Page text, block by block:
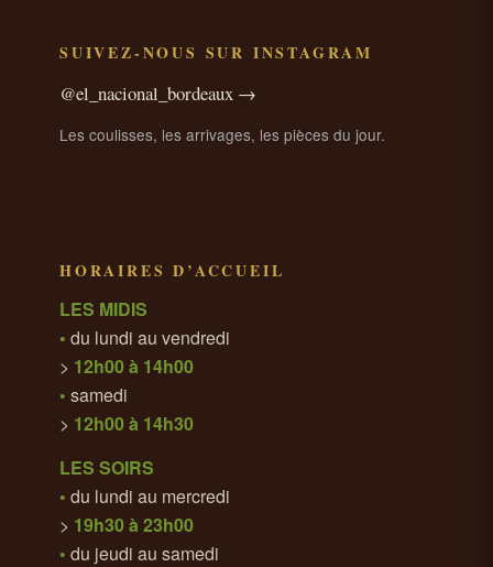
SUIVEZ-NOUS SUR INSTAGRAM
@el_nacional_bordeaux →
Les coulisses, les arrivages, les pièces du jour.
HORAIRES D’ACCUEIL
LES MIDIS
• du lundi au vendredi
> 12h00 à 14h00
• samedi
> 12h00 à 14h30
LES SOIRS
• du lundi au mercredi
> 19h30 à 23h00
• du jeudi au samedi